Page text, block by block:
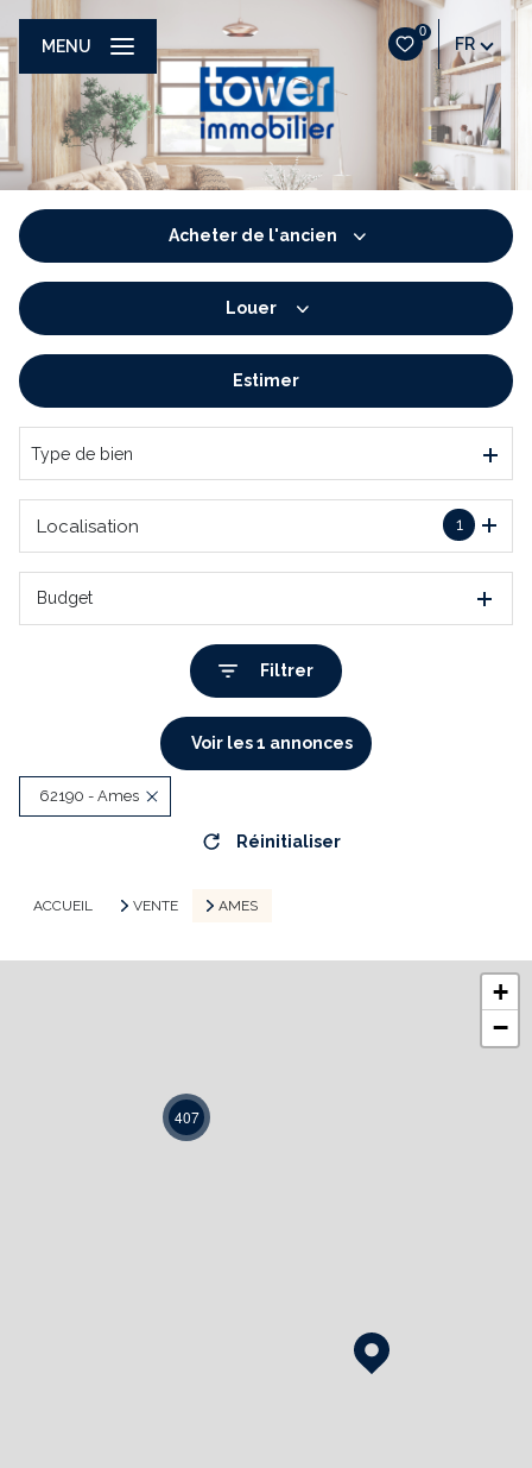
0
FR
MENU
Acheter de l'ancien
De l'immo pro
Louer
De l'immo pro
Estimer
Type de bien
1
Localisation
Budget
Filtrer
Voir les1 annonces
62190 - Ames
Réinitialiser
ACCUEIL VENTE AMES
407
+
−